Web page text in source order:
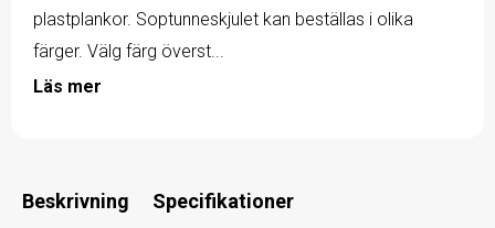
plastplankor. Soptunneskjulet kan beställas i olika
färger. Välg färg överst...
Läs mer
Beskrivning Specifikationer